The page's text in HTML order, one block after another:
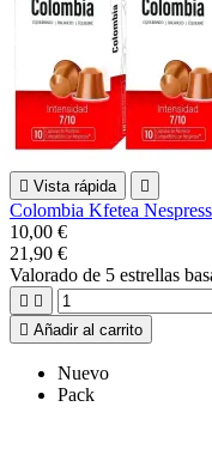
 Vista rápida 
Colombia Kfetea
10,00 €
21,90 €
Valorado de 5 estrellas
 
 Añadir al carrito
Nuevo
Pack